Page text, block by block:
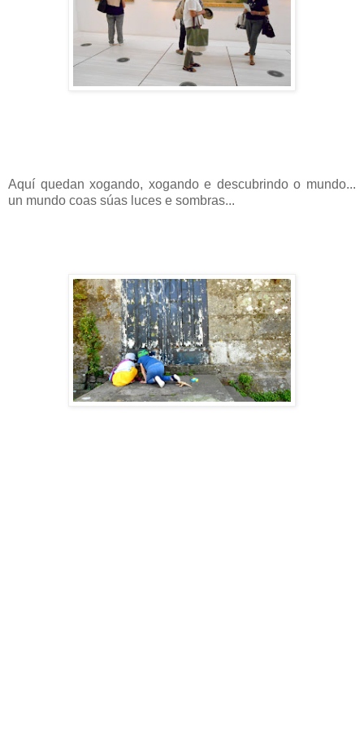
Aquí quedan xogando, xogando e descubrindo o mundo...
un mundo coas súas luces e sombras...